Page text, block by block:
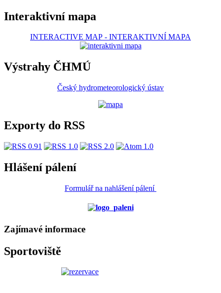
Interaktivní mapa
INTERACTIVE MAP - INTERAKTIVNÍ MAPA
Výstrahy ČHMÚ
Český hydrometeorologický ústav
Exporty do RSS
Hlášení pálení
Formulář na nahlášení pálení
Zajímavé informace
Sportoviště